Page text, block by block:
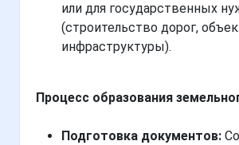
или для государственных
(строительство дорог,
инфраструктуры).
Процесс образования
Подготовка документов: